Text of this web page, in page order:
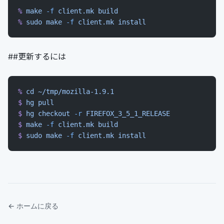
% make -f client.mk build
% sudo make -f client.mk install
##更新するには
% cd
~/tmp/mozilla-1.9.1
$ hg pull
$ hg checkout -r FIREFOX_3_5_1_RELEASE
$ make -f client.mk build
$ sudo make -f client.mk install
← ホームに戻る